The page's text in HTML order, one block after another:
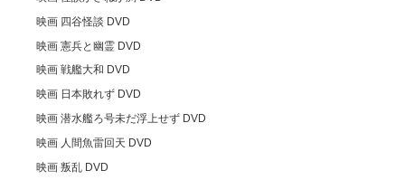
映画 四谷怪談 DVD
映画 憲兵と幽霊 DVD
映画 戦艦大和 DVD
映画 日本敗れず DVD
映画 潜水艦ろ号未だ浮上せず DVD
映画 人間魚雷回天 DVD
映画 叛乱 DVD